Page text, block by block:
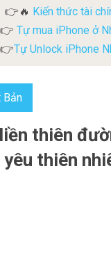
👉🔥 Kiến thức tài
👉 Tự mua iPhone ở
👉Tự Unlock iPhone
Bản
thiên
thiên